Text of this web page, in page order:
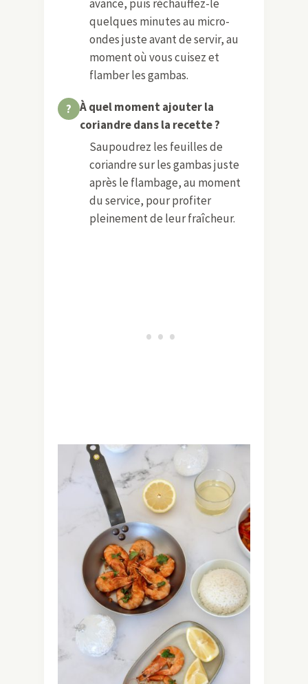
avance, puis réchauffez-le
quelques minutes au micro-
ondes juste avant de servir, au
moment où vous cuisez et
flamber les gambas.
À quel moment ajouter la
coriandre dans la recette ?
Saupoudrez les feuilles de
coriandre sur les gambas juste
après le flambage, au moment
du service, pour profiter
pleinement de leur fraîcheur.